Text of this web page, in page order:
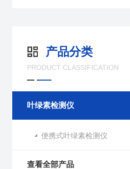
产品分类
PRODUCT CLASSIFICATION
叶绿素检测仪
便携式叶绿素检测仪
查看全部产品